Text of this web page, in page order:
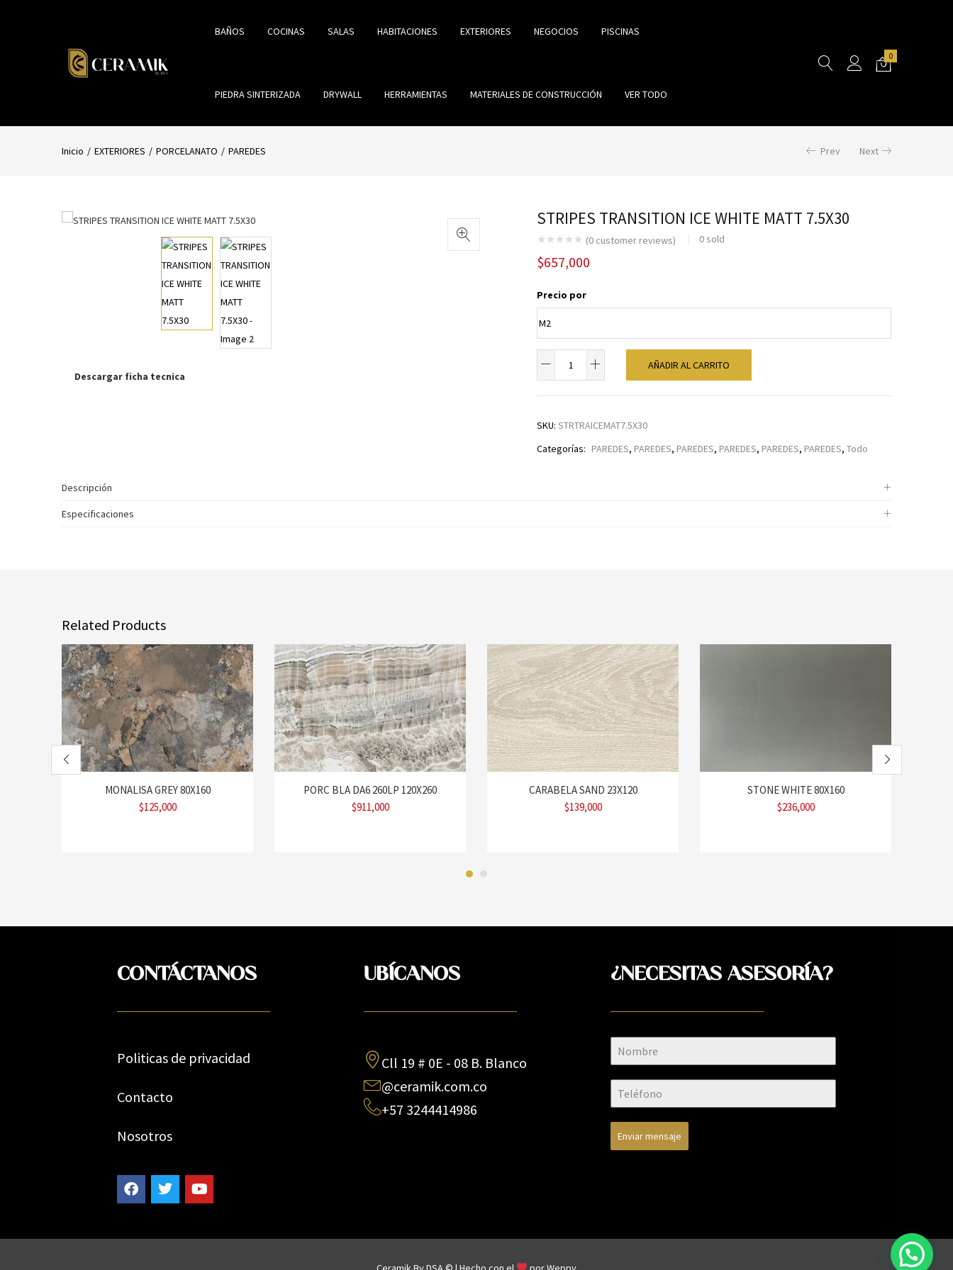
BAÑOS COCINAS SALAS HABITACIONES EXTERIORES NEGOCIOS PISCINAS
PIEDRA SINTERIZADA DRYWALL HERRAMIENTAS MATERIALES DE CONSTRUCCIÓN VER TODO
0
Inicio EXTERIORES PORCELANATO PAREDES Prev Next
Descargar ficha tecnica
STRIPES TRANSITION ICE WHITE MATT 7.5X30
(0 customer reviews) 0 sold
$657,000
Precio por
AÑADIR AL CARRITO
SKU: STRTRAICEMAT7.5X30
Categorías: PAREDES, PAREDES, PAREDES, PAREDES, PAREDES, PAREDES, Todo
Descripción
Especificaciones
Related Products
MONALISA GREY 80X160
$125,000
PORC BLA DA6 260LP 120X260
$911,000
CARABELA SAND 23X120
$139,000
STONE WHITE 80X160
$236,000
CONTÁCTANOS
Politicas de privacidad
Contacto
Nosotros
UBÍCANOS
Cll 19 # 0E - 08 B. Blanco
@ceramik.com.co
+57 3244414986
¿NECESITAS ASESORÍA?
Enviar mensaje
Ceramik By DSA © | Hecho con el porWeppy